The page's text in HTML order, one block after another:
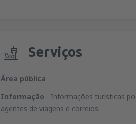
Serviços
Área pública
Informação - Informações turísticas
agentes de viagens e correios.